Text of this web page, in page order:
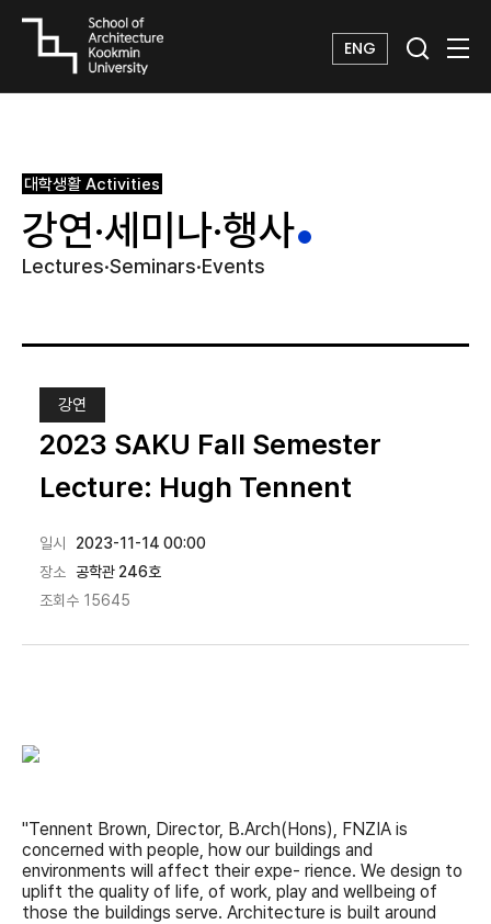
ENG
대학생활 Activities
강연·세미나·행사
Lectures·Seminars·Events
강연
2023 SAKU Fall Semester
Lecture: Hugh Tennent
일시
2023-11-14 00:00
장소 공학관 246호
조회수 15645
"Tennent Brown, Director, B.Arch(Hons), FNZIA is
concerned with people, how our buildings and
environments will affect their expe- rience. We design to
uplift the quality of life, of work, play and wellbeing of
those the buildings serve. Architecture is built around